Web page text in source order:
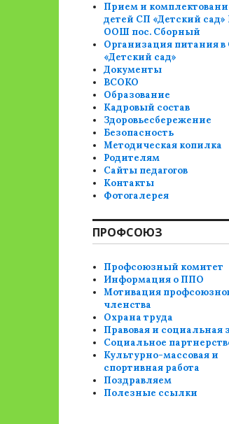
Прием и
детей СП «Детский
ООШ пос. Сборный
Организация питания в
«Детский сад»
Документы
ВСОКО
Образование
Кадровый состав
Здоровьесбережение
Безопасность
Методическая копилка
Родителям
Сайты педагогов
Контакты
Фотогалерея
ПРОФСОЮЗ
Профсоюзный комитет
Информация о ППО
Мотивация
членства
Охрана труда
Правовая и социальная
Социальное
Культурно-массовая и
спортивная работа
Поздравляем
Полезные ссылки